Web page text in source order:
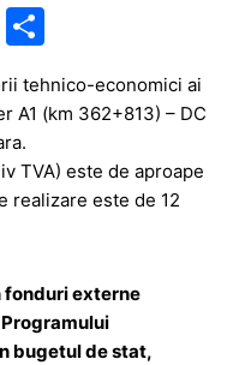
M
e
ar
ta
a
z
tehnico-economici ai
A1 (km 362+813) – DC
TVA) este de aproape
realizare este de 12
fonduri externe
bugetul de stat,